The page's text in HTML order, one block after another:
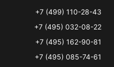
+7 (499) 110-28-43
+7 (495) 032-08-22
+7 (495) 162-90-81
+7 (495) 085-74-61